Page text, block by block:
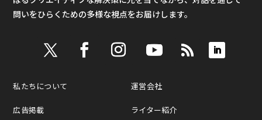
問いをひらくための多様な視点をお届けします。
私たちについて
広告掲載
運営会社
ライター紹介